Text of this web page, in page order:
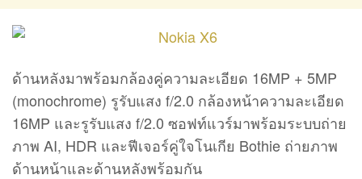
ด้านหลังมาพร้อมกล้องคู่ความละเอียด 16MP + 5MP
(monochrome) รูรับแสง f/2.0 กล้องหน้าความละเอียด
16MP และรูรับแสง f/2.0 ซอฟท์แวร์มาพร้อมระบบถ่าย
ภาพ AI, HDR และฟีเจอร์คู่ใจโนเกีย Bothie ถ่ายภาพ
ด้านหน้าและด้านหลังพร้อมกัน